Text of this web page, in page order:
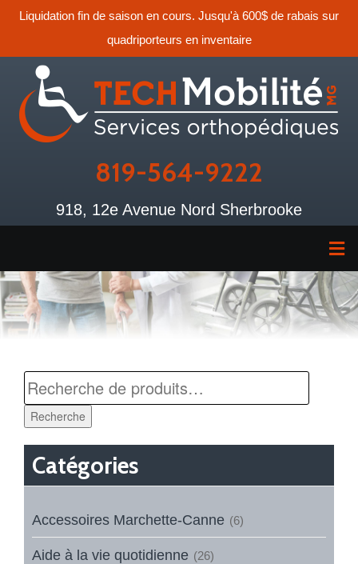
Liquidation fin de saison en cours. Jusqu'à 600$ de rabais sur
quadriporteurs en inventaire
819-564-9222
918, 12e Avenue Nord Sherbrooke
Recherche
Catégories
Accessoires Marchette-Canne (6)
Aide à la vie quotidienne (26)